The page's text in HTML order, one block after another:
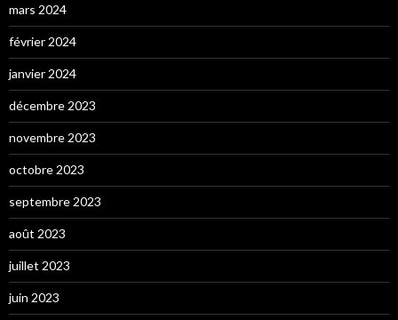
mars 2024
février 2024
janvier 2024
décembre 2023
novembre 2023
octobre 2023
septembre 2023
août 2023
juillet 2023
juin 2023